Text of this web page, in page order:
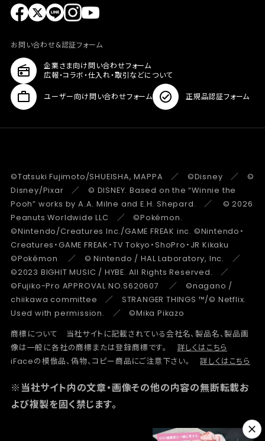
お問い合わせ&認証フォーム
企業さま向け問い合わせフォーム
広報・コラボ・仕入れ・取引などについて
ユーザー向け問い合わせフォーム 正規品認証フォーム
©Tatsuki Fujimoto/SHUEISHA, MAPPA ／ ©Disney ／ ©
Disney/Pixar ／ © DISNEY. Based on the “Winnie the
Pooh” works by A.A. Milne and E.H. Shepard. ／ © 2026
Peanuts Worldwide LLC ／ ©Pokémon.
©Nintendo/Creatures Inc./GAME FREAK inc. ©Nintendo・
Creatures・GAME FREAK・TV Tokyo・ShoPro・JR Kikaku
©Pokémon ／ © Nintendo / HAL Laboratory, Inc. ／
©2023 BIGHIT MUSIC / HYBE. All Rights Reserved. ／
©Fujiko-Pro APPROVAL NO.S620607 ／ ©nagano /
chiikawa committee ／ STRANGER THINGS ™/© Netflix.
Used with permission. ／ ©Mika Pikazo
商標について 当社サイトに記載されている会社名、製品名、製品画
像は一般に各社の商標または登録商標です。
詳しくはこちら
iFaceの模倣品、偽物、コピー商品にご注意下さい。
詳しくはこちら
※当社サイト内の文章・画像その他の内容の無断転載お
よび複製を固く禁じます。